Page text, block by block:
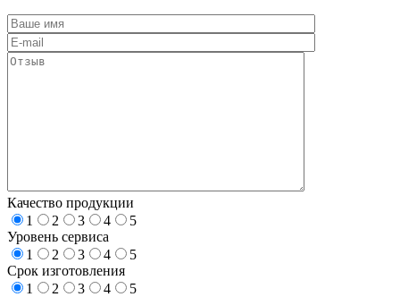
Качество продукции
1
2 3 4
5
Уровень сервиса
1
2 3 4
5
Срок изготовления
1
2 3 4
5